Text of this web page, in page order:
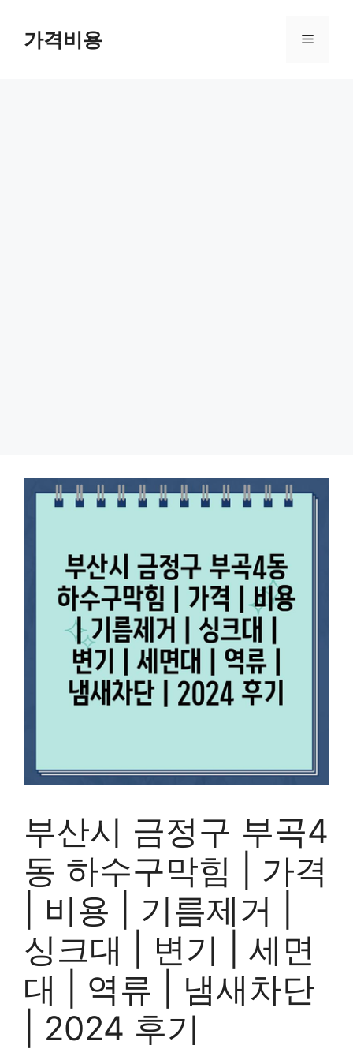
가격비용 메
부산시 금정구 부곡4
동 하수구막힘 | 가격
| 비용 | 기름제거 |
싱크대 | 변기 | 세면
대 | 역류 | 냄새차단
| 2024 후기